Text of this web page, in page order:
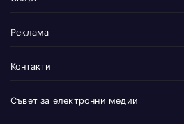
Реклама
Контакти
Съвет за електронни медии